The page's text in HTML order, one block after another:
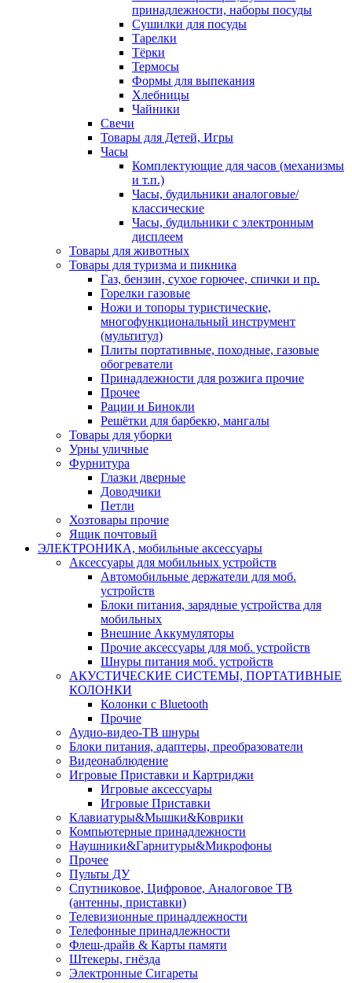
принадлежности, наборы посуды
Сушилки для посуды
Тарелки
Тёрки
Термосы
Формы для выпекания
Хлебницы
Чайники
Свечи
Товары для Детей, Игры
Часы
Комплектующие для часов (механизмы
и т.п.)
Часы, будильники аналоговые/
классические
Часы, будильники с электронным
дисплеем
Товары для животных
Товары для туризма и пикника
Газ, бензин, сухое горючее, спички и пр.
Горелки газовые
Ножи и топоры туристические,
многофункциональный инструмент
(мультитул)
Плиты портативные, походные, газовые
обогреватели
Принадлежности для розжига прочие
Прочее
Рации и Бинокли
Решётки для барбекю, мангалы
Товары для уборки
Урны уличные
Фурнитура
Глазки дверные
Доводчики
Петли
Хозтовары прочие
Ящик почтовый
ЭЛЕКТРОНИКА, мобильные аксессуары
Аксессуары для мобильных устройств
Автомобильные держатели для моб.
устройств
Блоки питания, зарядные устройства для
мобильных
Внешние Аккумуляторы
Прочие аксессуары для моб. устройств
Шнуры питания моб. устройств
АКУСТИЧЕСКИЕ СИСТЕМЫ, ПОРТАТИВНЫЕ
КОЛОНКИ
Колонки с Bluetooth
Прочие
Аудио-видео-ТВ шнуры
Блоки питания, адаптеры, преобразователи
Видеонаблюдение
Игровые Приставки и Картриджи
Игровые аксессуары
Игровые Приставки
Клавиатуры&Мышки&Коврики
Компьютерные принадлежности
Наушники&Гарнитуры&Микрофоны
Прочее
Пульты ДУ
Спутниковое, Цифровое, Аналоговое ТВ
(антенны, приставки)
Телевизионные принадлежности
Телефонные принадлежности
Флеш-драйв & Карты памяти
Штекеры, гнёзда
Электронные Сигареты